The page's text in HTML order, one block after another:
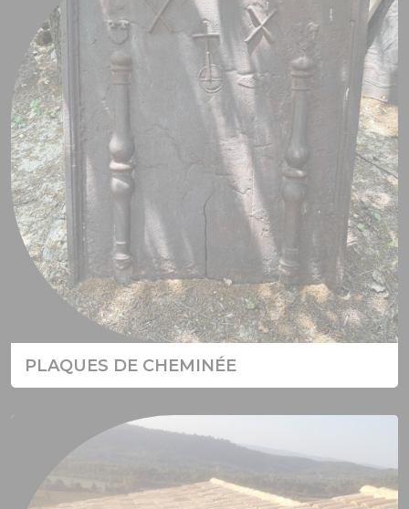
PLAQUES DE CHEMINÉE